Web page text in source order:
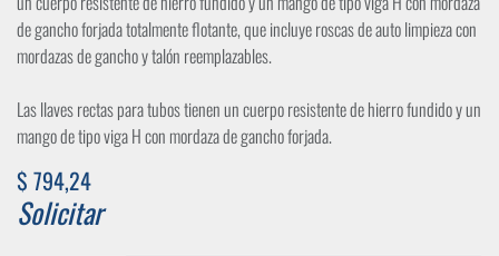
de gancho forjada totalmente flotante, que incluye roscas de auto limpieza con
mordazas de gancho y talón reemplazables.
Las llaves rectas para tubos tienen un cuerpo resistente de hierro fundido y un
mango de tipo viga H con mordaza de gancho forjada.
$ 794,24
Solicitar